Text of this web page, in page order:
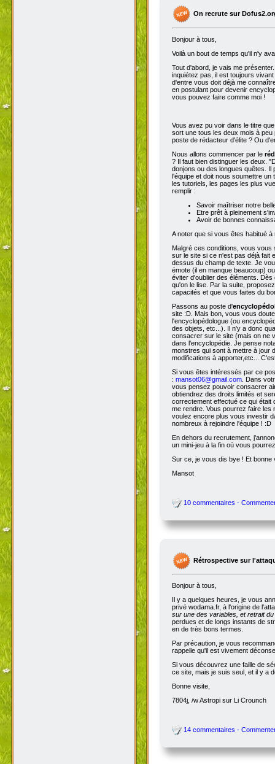
On recrute sur
Bonjour à tous,
Voilà un bout de temps qu'il n'y
Tout d'abord, je vais me
inquiétez pas, il est toujours
d'entre vous doit déjà me
en postulant pour devenir
vous pouvez faire comme moi !
Vous avez pu voir dans le titre
sort une tous les deux mois à
poste de rédacteur d'élite ? Ou
Nous allons commencer par le
? Il faut bien distinguer les deux.
donjons ou des longues quêtes. Il
l'équipe et doit nous soumettre un
les tutoriels, les pages les plus
remplir :
Savoir maîtriser notre
Etre prêt à pleinement
Avoir de bonnes
A noter que si vous êtes habitué
Malgré ces conditions, vous
sur le site si ce n'est pas déjà fait
dessus du champ de texte. Je
émote (il en manque beaucoup)
éviter d'oublier des éléments.
qu'on le lise. Par la suite,
capacités et que vous faites du
Passons au poste d'
site :D. Mais bon, vous vous
l'encyclopédologue (ou
des objets, etc...). Il n'y a donc
consacrer sur le site (mais on ne
dans l'encyclopédie. Je pense
monstres qui sont à mettre à jour
modifications à apporter,etc...
Si vous êtes intéressés par ce
: mansot06@gmail.com . Dans
vous pensez pouvoir consacrer
obtiendrez des droits limités et
correctement effectué ce qui
me rendre. Vous pourrez faire les
voulez encore plus vous investir
nombreux à rejoindre l'équipe ! :D
En dehors du recrutement,
un mini-jeu à la fin où vous
Sur ce, je vous dis bye ! Et bonne
Mansot
10 commentaires -
Rétrospective sur
Bonjour à tous,
Il y a quelques heures, je vous
privé wodama.fr, à l'origine de
sur une des variables, et retrait
perdues et de longs instants de
en de très bons termes.
Par précaution, je vous
rappelle qu'il est vivement
Si vous découvrez une faille de
ce site, mais je suis seul, et il y a
Bonne visite,
7804j, /w Astropi sur Li Crounch
14 commentaires -